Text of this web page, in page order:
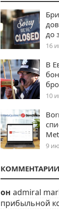
до
16
В
10
9
КОММЕНТАРИИ
он admiral
прибыльной